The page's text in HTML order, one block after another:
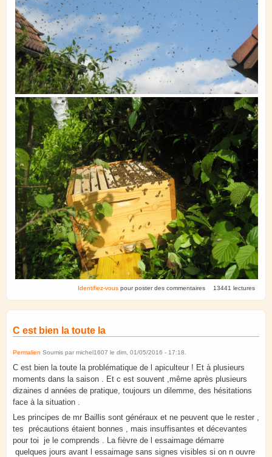
Identifiez-vous pour poster des commentaires 13441 lectures
C est bien la toute la
Permalien Soumis par michel1607 le dim, 01/05/2016 - 17:18
C est bien la toute la problématique de l apiculteur ! Et à plusieurs
moments dans la saison . Et c est souvent ,même après plusieurs
dizaines d années de pratique, toujours un dilemme, des hésitations
face à la situation .
Les principes de mr Baillis sont généraux et ne peuvent que le rester ,
tes précautions étaient bonnes , mais insuffisantes et décevantes
pour toi je le comprends . La fièvre de l essaimage démarre
quelques jours avant l essaimage sans signes visibles si on n ouvre